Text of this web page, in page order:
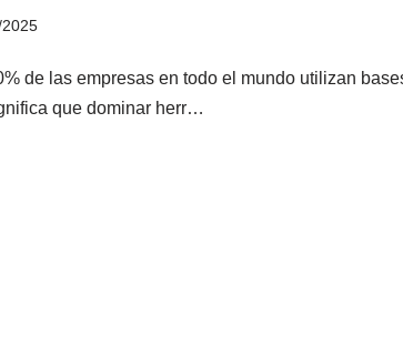
de las empresas en todo el mundo utilizan
que dominar herr…